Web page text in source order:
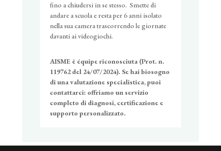
fino a chiudersi in se stesso. Smette di
andare a scuola e resta per 6 anni isolato
nella sua camera trascorrendo le giornate
davanti ai videogiochi.
AISME è équipe riconosciuta (Prot. n.
119762 del 24/07/2024). Se hai biosogno
di una valutazione specialistica, puoi
contattarci: offriamo un servizio
completo di diagnosi, certificazione e
supporto personalizzato.